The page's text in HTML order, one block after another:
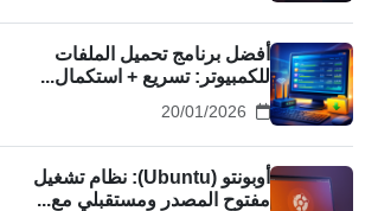
أفضل برنامج تحميل الملفات
للكمبيوتر: تسريع + استكمال...
أوبونتو (Ubuntu): نظام تشغيل
مفتوح المصدر ومستقبلي مع...